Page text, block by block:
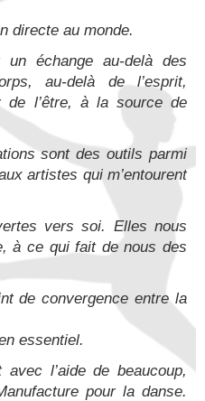
directe au monde.
un échange au-delà des
au-delà de l’esprit,
de l’être, à la source de
sont des outils parmi
artistes qui m’entourent
vers soi. Elles nous
à ce qui fait de nous des
de convergence entre la
essentiel.
l’aide de beaucoup,
pour la danse.